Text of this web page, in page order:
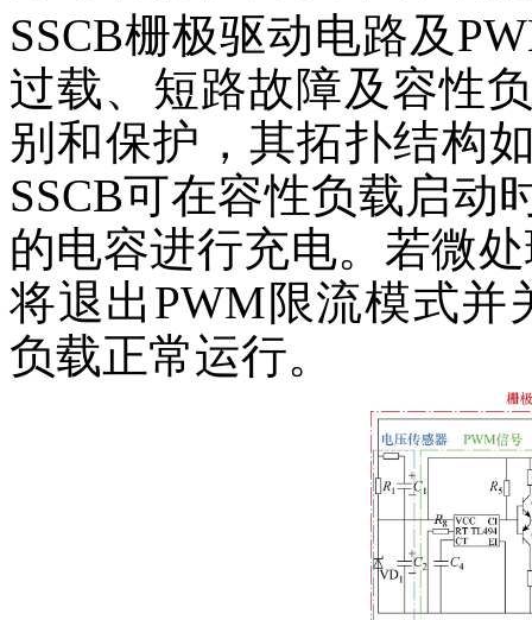
SSCB栅极驱动电路及
过载、短路故障及容性
别和保护，其拓扑结构
SSCB可在容性负载启动
的电容进行充电。若微
将退出PWM限流模式并
负载正常运行。